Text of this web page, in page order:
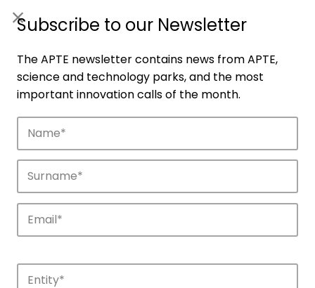
Companies
Discover the companies that drive
innovation in APTE’s parks.
Subscribe to our Newsletter
The APTE newsletter contains news from APTE,
science and technology parks, and the most
important innovation calls of the month.